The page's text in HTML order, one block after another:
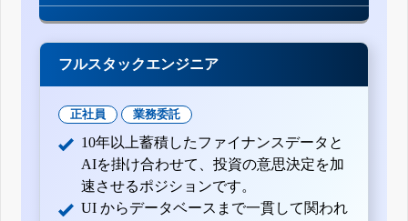
フルスタックエンジニア
正社員 業務委託
10年以上蓄積したファイナンスデータと
AIを掛け合わせて、投資の意思決定を加
速させるポジションです。
UI からデータベースまで一貫して関われ